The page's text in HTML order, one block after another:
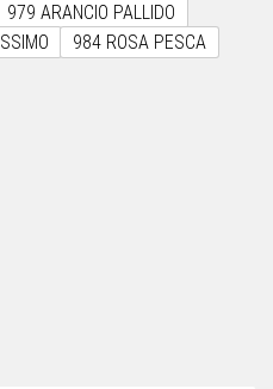
979 ARANCIO PALLIDO
984 ROSA PESCA